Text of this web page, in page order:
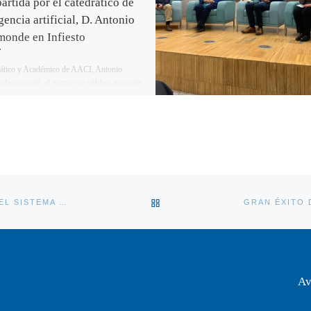
artificial, D. Antonio
en Infiesto
y Académico de AACI, Antonio
VOLVER A LA LISTA DE